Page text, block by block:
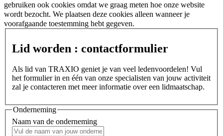
gebruiken ook cookies omdat we graag meten hoe onze website
wordt bezocht. We plaatsen deze cookies alleen wanneer je
voorafgaande toestemming hebt gegeven.
Lid worden : contactformulier
Als lid van TRAXIO geniet je van veel ledenvoordelen! Vul
het formulier in en één van onze specialisten van jouw activiteit
zal je contacteren met meer informatie over een lidmaatschap.
Onderneming
Naam van de onderneming